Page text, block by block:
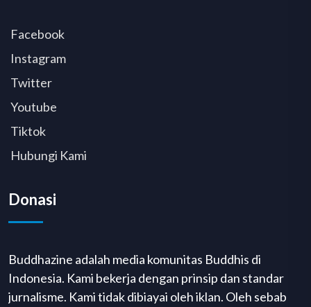
Facebook
Instagram
Twitter
Youtube
Tiktok
Hubungi Kami
Donasi
Buddhazine adalah media komunitas Buddhis di
Indonesia. Kami bekerja dengan prinsip dan standar
jurnalisme. Kami tidak dibiayai oleh iklan. Oleh sebab